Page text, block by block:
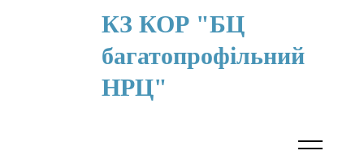
КЗ КОР "БЦ
багатопрофільний
НРЦ"